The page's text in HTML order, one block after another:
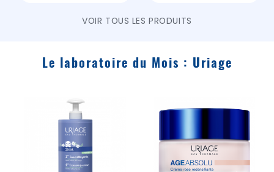
VOIR TOUS LES PRODUITS
Le laboratoire du Mois : Uriage